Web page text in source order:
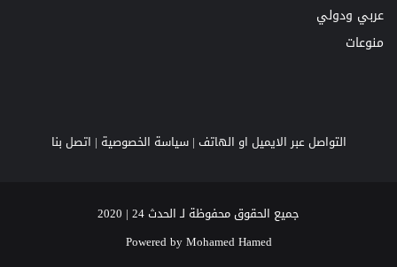
عربي ودولي
منوعات
التواصل عبر الايميل او الهاتف |سياسة الخصوصية | اتصل بنا
جميع الحقوق محفوظة لـ الحدث 24 | 2020
Powered byMohamed Hamed